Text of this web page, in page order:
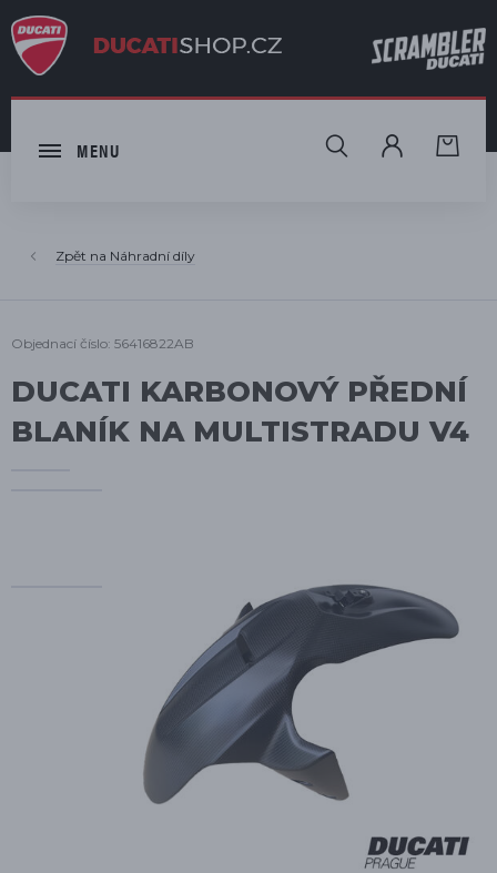
MENU HLEDAT
Náhradní díly
Objednací číslo: 56416822AB
DUCATI KARBONOVÝ PŘEDNÍ
BLANÍK NA MULTISTRADU V4